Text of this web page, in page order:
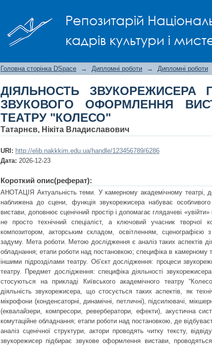
Репозитарій
кадрів культури і
ДІЯЛЬНОСТЬ ЗВУКОРЕЖИСЕРА
ВИСТАВ НА ПРИКЛАДІ ТЕАТРУ
Головна сторінка DSpace → Дипломні роботи → Дипломні роботи
ДІЯЛЬНОСТЬ ЗВУКОРЕЖИСЕРА
ЗВУКОВОГО ОФОРМЛЕННЯ
ТЕАТРУ "КОЛЕСО"
Татарнєв, Нікіта Владиславович
URI: http://elib.nakkkim.edu.ua/handle/123456789/6286
Дата: 2026-12-23
Короткий опис(реферат):
АНОТАЦІЯ Актуальність теми. У камерному академічному театрі,
наближена до сцени, функція звукорежисера набуває
вистави, доповнює сценічний простір і допомагає глядачеві
не просто технічний спеціаліст, а ключовий учасник творчої
композитором, акторським складом, освітленням, сценографією
задуму. Мета роботи. Метою дослідження є аналіз таких аспектів
обладнання; етапи роботи над постановкою; специфіка в камерному
іншими підрозділами театру. Об’єкт дослідження: процеси
театру. Предмет дослідження: специфіка діяльності
стосуються на прикладі Київського академічного театру
діяльність звукорежисера, що стосується таких аспектів, як
мікрофони (конденсаторні, динамічні, петличні), підсилювачі,
(еквалайзери, компресори, ревербератори, ефекти), акустична
комутаційне обладнання; етапи роботи над постановкою, де
аналіз сценічної структури, актори проводять читку тексту,
звукорежисер підбирає звукове оформлення вистави, проводяться